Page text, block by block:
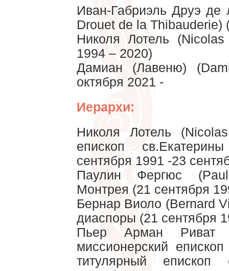
Иван-Габриэль Друэ де
Drouet de la Thibauderie)
Николя Лотель
1994 – 2020)
Дамиан (Лавеню)
октября 2021 -
Иерархи:
Николя Лотель
епископ
сентября 1991 -23
Паулин Фергюс
Монтрея (21 сентября
Бернар Виоло (Bernard
диаспоры (21 сентября
Пьер Арман Риват
миссионерский
титулярный